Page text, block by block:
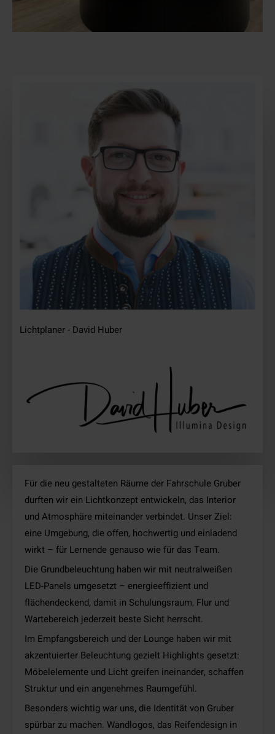
Lichtplaner - David Huber
Für die neu gestalteten Räume der Fahrschule Gruber
durften wir ein Lichtkonzept entwickeln, das Interior
und Atmosphäre miteinander verbindet. Unser Ziel:
eine Umgebung, die offen, hochwertig und einladend
wirkt – für Lernende genauso wie für das Team.
Die Grundbeleuchtung haben wir mit neutralweißen
LED-Panels umgesetzt – energieeffizient und
flächendeckend, damit in Schulungsraum, Flur und
Wartebereich jederzeit beste Sicht herrscht.
Im Empfangsbereich und der Lounge haben wir mit
akzentuierter Beleuchtung gezielt Highlights gesetzt:
Möbelelemente und Licht greifen ineinander, schaffen
Struktur und ein angenehmes Raumgefühl.
Besonders wichtig war uns, die Identität von Gruber
spürbar zu machen. Wandlogos, das Reifendesign in